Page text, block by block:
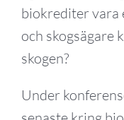
biokrediter vara
och skogsägare
skogen?
Under